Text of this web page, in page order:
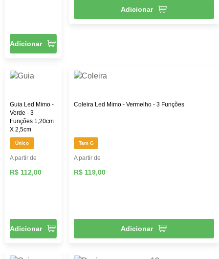
Adicionar
Adicionar
Guia Led Mimo -
Verde - 3
Funções 1,20cm
X 2,5cm
Único
A partir de
R$ 112,00
Adicionar
Coleira Led Mimo - Vermelho - 3 Funções
Tam G
A partir de
R$ 119,00
Adicionar